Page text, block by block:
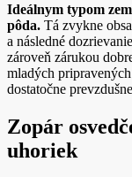
Ideálnym typom
pôda. Tá zvykne
a následné
zároveň zárukou
mladých
dostatočne
Zopár
uhoriek